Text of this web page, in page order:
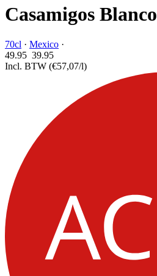
Casamigos Blanco
70cl · Mexico ·
49.95 39.95
Incl. BTW (€57,07/l)